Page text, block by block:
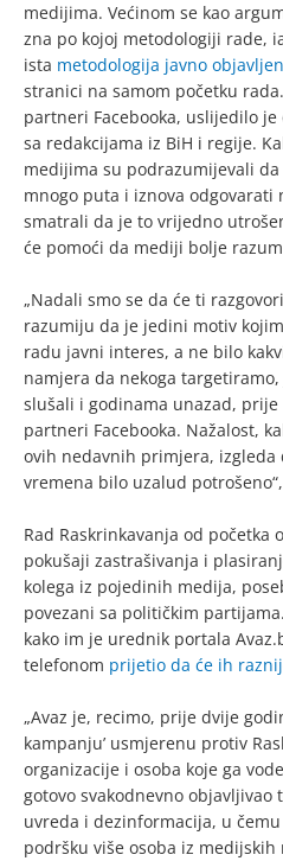
medijima. Većinom se kao
zna po kojoj metodologiji rade,
ista metodologija javno
stranici na samom početku
partneri Facebooka, uslijedilo je
sa redakcijama iz BiH i regije.
medijima su podrazumijevali
mnogo puta i iznova odgovarati
smatrali da je to vrijedno
će pomoći da mediji bolje
„Nadali smo se da će ti
razumiju da je jedini motiv
radu javni interes, a ne bilo
namjera da nekoga
slušali i godinama unazad, prije
partneri Facebooka. Nažalost,
ovih nedavnih primjera, izgleda
vremena bilo uzalud
Rad Raskrinkavanja od početka
pokušaji zastrašivanja i
kolega iz pojedinih medija,
povezani sa političkim
kako im je urednik portala
telefonom prijetio da će ih
„Avaz je, recimo, prije dvije
kampanju’ usmjerenu protiv
organizacije i osoba koje ga
gotovo svakodnevno objavljivao
uvreda i dezinformacija, u
podršku više osoba iz